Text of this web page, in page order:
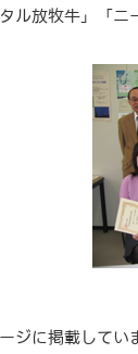
ル放牧牛」「
に掲載してい